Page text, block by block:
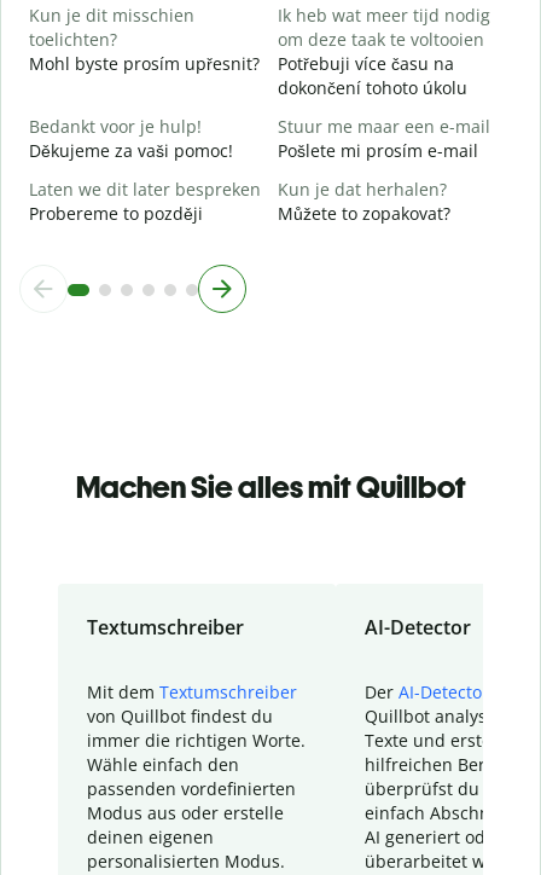
Kun je dit misschien
toelichten?
Mohl byste prosím upřesnit?
Ik heb wat meer tijd nodig
om deze taak te voltooien
Potřebuji více času na
dokončení tohoto úkolu
Bedankt voor je hulp!
Děkujeme za vaši pomoc!
Stuur me maar een e-mail
Pošlete mi prosím e-mail
Laten we dit later bespreken
Probereme to později
Kun je dat herhalen?
Můžete to zopakovat?
Machen Sie alles mit Quillbot
Textumschreiber
Mit dem Textumschreiber
von Quillbot findest du
immer die richtigen Worte.
Wähle einfach den
passenden vordefinierten
Modus aus oder erstelle
deinen eigenen
personalisierten Modus.
AI-Detector
Der AI-Detector
Quillbot analysiert
Texte und erstellt
hilfreichen Bericht.
überprüfst du
einfach Abschnitte,
AI generiert oder
überarbeitet wurden.